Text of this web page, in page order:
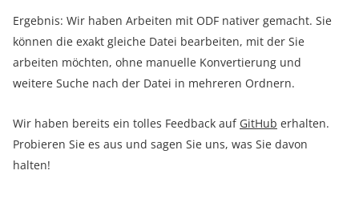
Ergebnis: Wir haben Arbeiten mit ODF nativer gemacht. Sie
können die exakt gleiche Datei bearbeiten, mit der Sie
arbeiten möchten, ohne manuelle Konvertierung und
weitere Suche nach der Datei in mehreren Ordnern.
Wir haben bereits ein tolles Feedback auf GitHub erhalten.
Probieren Sie es aus und sagen Sie uns, was Sie davon
halten!